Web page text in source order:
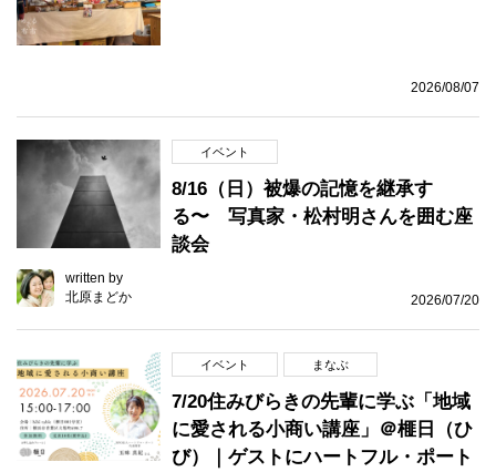
2026/08/07
イベント
8/16（日）被爆の記憶を継承す
る〜 写真家・松村明さんを囲む座
談会
written by
北原まどか
2026/07/20
イベント まなぶ
7/20住みびらきの先輩に学ぶ「地域
に愛される小商い講座」＠榧日（ひ
び）｜ゲストにハートフル・ポート